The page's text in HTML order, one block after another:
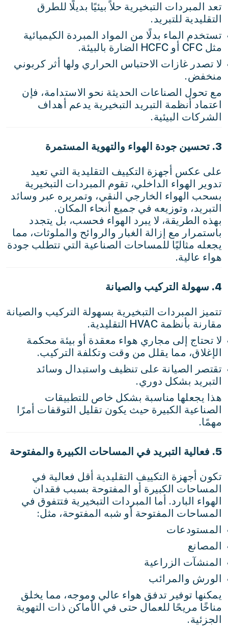
تعد المبردات التبخيرية حلاً بيئيًا بديلًا للطرق
التقليدية للتبريد.
تستخدم الماء بدلًا من المواد المبردة الكيميائية
مثل CFC أو HCFC الضارة بالبيئة.
لا تصدر غازات الاحتباس الحراري ولها أثر كربوني
منخفض.
مع تحول الصناعات الحديثة نحو الاستدامة، فإن
اعتماد أنظمة التبريد التبخيرية يدعم أهداف
الشركات البيئية.
3. تحسين جودة الهواء والتهوية المستمرة
على عكس أجهزة التكييف التقليدية التي تعيد
تدوير الهواء الداخلي، تقوم المبردات التبخيرية
بسحب الهواء الخارجي النقي، وتمريره عبر وسائد
التبريد، وتوزيعه في جميع أنحاء المكان.
بهذه الطريقة، لا يبرد الهواء فحسب، بل يتجدد
باستمرار مع إزالة الغبار والروائح والملوثات، مما
يجعله مثاليًا للمساحات الصناعية التي تتطلب جودة
هواء عالية.
4. سهولة التركيب والصيانة
تتميز المبردات التبخيرية بسهولة التركيب والصيانة
مقارنة بأنظمة HVAC التقليدية.
لا تحتاج إلى مجاري هواء معقدة أو بيئة محكمة
الإغلاق، مما يقلل من وقت وتكلفة التركيب.
تقتصر الصيانة على تنظيف واستبدال وسائد
التبريد بشكل دوري.
هذا يجعلها مناسبة بشكل خاص للتطبيقات
الصناعية الكبيرة حيث يكون تقليل التوقفات أمرًا
مهمًا.
5. فعالية التبريد في المساحات الكبيرة والمفتوحة
تكون أجهزة التكييف التقليدية أقل فعالية في
المساحات الكبيرة أو المفتوحة بسبب فقدان
الهواء البارد. أما المبردات التبخيرية فتتفوق في
المساحات المفتوحة أو شبه المفتوحة، مثل:
المستودعات
المصانع
المنشآت الزراعية
الورش والمرائب
يمكنها توفير تدفق هواء عالي وموجه، مما يخلق
مناخًا مريحًا للعمال حتى في الأماكن ذات التهوية
الجزئية.